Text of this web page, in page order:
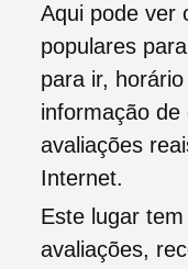
Aqui pode ver
populares
para ir,
informação
avaliações
Internet.
Este lugar
avaliações,